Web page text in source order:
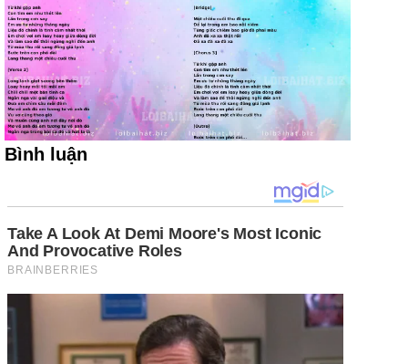
Bình luận